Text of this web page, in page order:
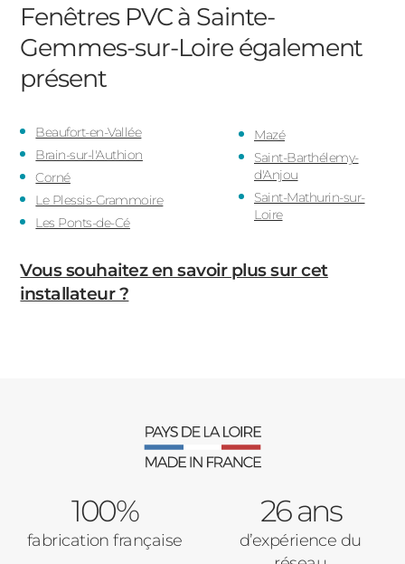
Fenêtres PVC à Sainte-
Gemmes-sur-Loire également
présent
Beaufort-en-Vallée
Brain-sur-l'Authion
Corné
Le Plessis-Grammoire
Les Ponts-de-Cé
Mazé
Saint-Barthélemy-
d'Anjou
Saint-Mathurin-sur-
Loire
Vous souhaitez en savoir plus sur cet
installateur ?
100%
fabrication française
26 ans
d’expérience du